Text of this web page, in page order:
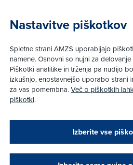
Podarjamo vam 10 €!
Obstoječi in novi AMZS
opravili registracijo
Postanite član AMZS
Zakaj (p)ostati član?
Kako vam pomagamo
Pravni vidiki
Piškotki
Pravno obvestilo
Pri spletni včlanitvi so podprta naslednja plačilna
Nastavitve piškotkov
Spletne strani AMZS uporabljajo
namene. Osnovni so nujni za
Piškotki analitike in trženja pa nudijo
izkušnjo, enostavnejšo uporabo strani
za vas pomembna.Več o piškotkih
piškotki.
Izberite vse